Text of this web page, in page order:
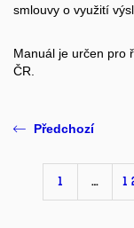
smlouvy o využití
Manuál je určen pro
ČR.
Předchozí
1 …